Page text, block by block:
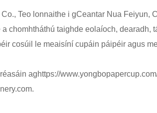
Teo lonnaithe i gCeantar Nua
a chomhtháthú taighde eolaíoch,
cosúil le meaisíní cupáin páipéir agus
aghttps://
.